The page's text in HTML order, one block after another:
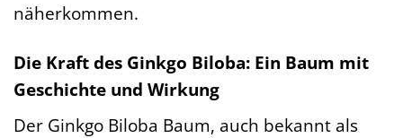
näherkommen.
Die Kraft des Ginkgo Biloba: Ein Baum mit
Geschichte und Wirkung
Der Ginkgo Biloba Baum, auch bekannt als